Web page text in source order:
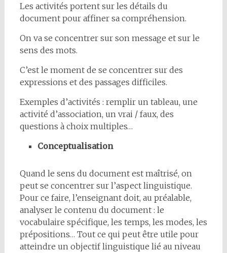
Les activités portent sur les détails du
document pour affiner sa compréhension.
On va se concentrer sur son message et sur le
sens des mots.
C’est le moment de se concentrer sur des
expressions et des passages difficiles.
Exemples d’activités : remplir un tableau, une
activité d’association, un vrai / faux, des
questions à choix multiples…
Conceptualisation
Quand le sens du document est maîtrisé, on
peut se concentrer sur l’aspect linguistique.
Pour ce faire, l’enseignant doit, au préalable,
analyser le contenu du document : le
vocabulaire spécifique, les temps, les modes, les
prépositions… Tout ce qui peut être utile pour
atteindre un objectif linguistique lié au niveau